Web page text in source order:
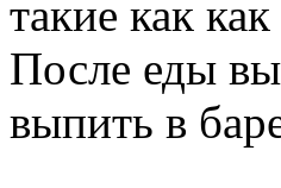
такие как
После еды
выпить в